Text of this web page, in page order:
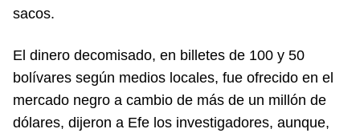
sacos.
El dinero decomisado, en billetes de 100 y 50
bolívares según medios locales, fue ofrecido en el
mercado negro a cambio de más de un millón de
dólares, dijeron a Efe los investigadores, aunque,